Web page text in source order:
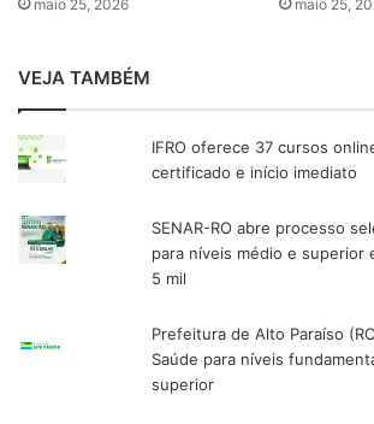
maio 25, 2026 maio 25,
VEJA TAMBÉM
IFRO oferece 37 cursos
certificado e início imediato
SENAR-RO abre processo
para níveis médio e superior
5 mil
Prefeitura de Alto Paraíso
Saúde para níveis
superior